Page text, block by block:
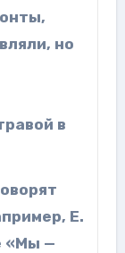
но
в
Е.
«Мы —